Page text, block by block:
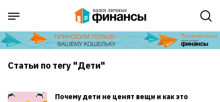
Статьи по тегу "Дети"
Почему дети не ценят вещи и как это